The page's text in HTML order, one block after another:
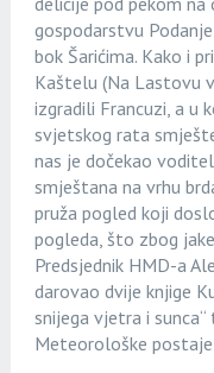
gospodarstvu
bok Šarićima. Kako i
Kaštelu (Na Lastovu
izgradili Francuzi, a u
svjetskog rata
nas je dočekao
smještana na vrhu
pruža pogled koji
pogleda, što zbog
Predsjednik HMD-a
darovao dvije knjige
snijega vjetra i
Meteorološke